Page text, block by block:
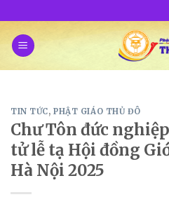
content
TIN TỨC,PHẬT GIÁO THỦ ĐÔ
Chư Tôn đức
tử lễ tạ Hội đồng
Hà Nội 2025